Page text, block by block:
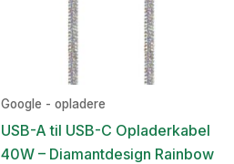
Google - opladere
USB-A til USB-C Opladerkabel
40W – Diamantdesign Rainbow